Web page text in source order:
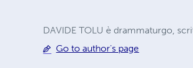
DAVIDE TOLU è drammaturgo,
Go to author's page